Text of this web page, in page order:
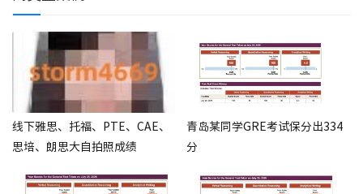
线下雅思、托福、PTE、CAE、
思培、朗思大自拍照成绩
青岛某同学GRE考试保分出334
分